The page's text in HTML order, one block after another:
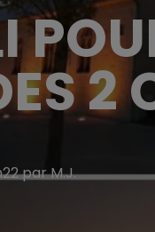
2
par M.J.